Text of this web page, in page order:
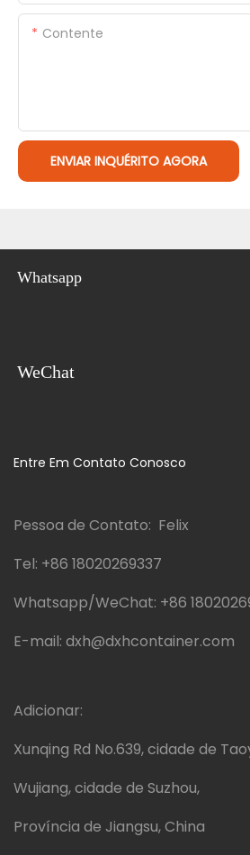
Contente
ENVIAR INQUÉRITO AGORA
Whatsapp
WeChat
Entre Em Contato Conosco
Pessoa de Contato: Felix
Tel: +86 18020269337
Whatsapp/WeChat: +86
E-mail: dxh@dxhcontainer.com
Adicionar:
Xunqing Rd No.639, cidade de
Wujiang, cidade de Suzhou,
Província de Jiangsu, China